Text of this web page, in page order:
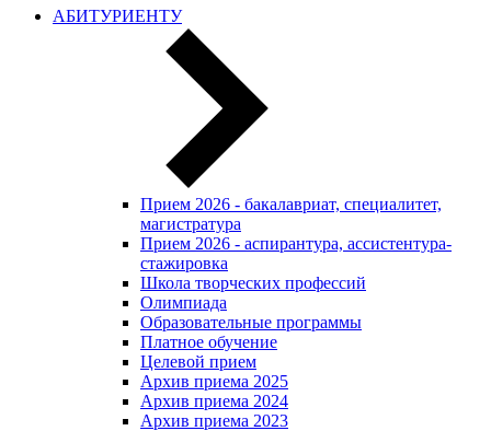
АБИТУРИЕНТУ
Прием 2026 - бакалавриат, специалитет,
магистратура
Прием 2026 - аспирантура, ассистентура-
стажировка
Школа творческих профессий
Олимпиада
Образовательные программы
Платное обучение
Целевой прием
Архив приема 2025
Архив приема 2024
Архив приема 2023